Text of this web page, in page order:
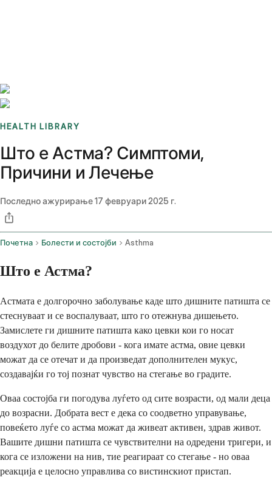
HEALTH LIBRARY
Што е Астма? Симптоми,
Причини и Лечење
Последно ажурирање17 февруари 2025 г.
Почетна Болести и состојби Asthma
Што е Астма?
Астмата е долгорочно заболување каде што дишните патишта се
стеснуваат и се воспалуваат, што го отежнува дишењето.
Замислете ги дишните патишта како цевки кои го носат
воздухот до белите дробови - кога имате астма, овие цевки
можат да се отечат и да произведат дополнителен мукус,
создавајќи го тој познат чувство на стегање во градите.
Оваа состојба ги погодува луѓето од сите возрасти, од мали деца
до возрасни. Добрата вест е дека со соодветно управување,
повеќето луѓе со астма можат да живеат активен, здрав живот.
Вашите дишни патишта се чувствителни на одредени тригери, и
кога се изложени на нив, тие реагираат со стегање - но оваа
реакција е целосно управлива со вистинскиот пристап.